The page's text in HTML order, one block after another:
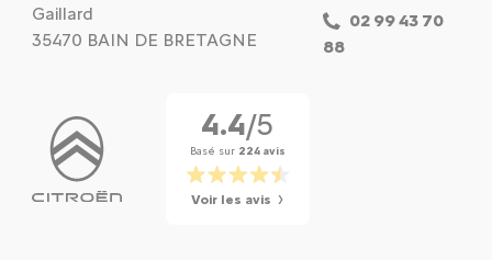
Gaillard
35470 BAIN DE BRETAGNE
02 99 43 70
88
4.4/5
Basé sur 224 avis
Voir les avis